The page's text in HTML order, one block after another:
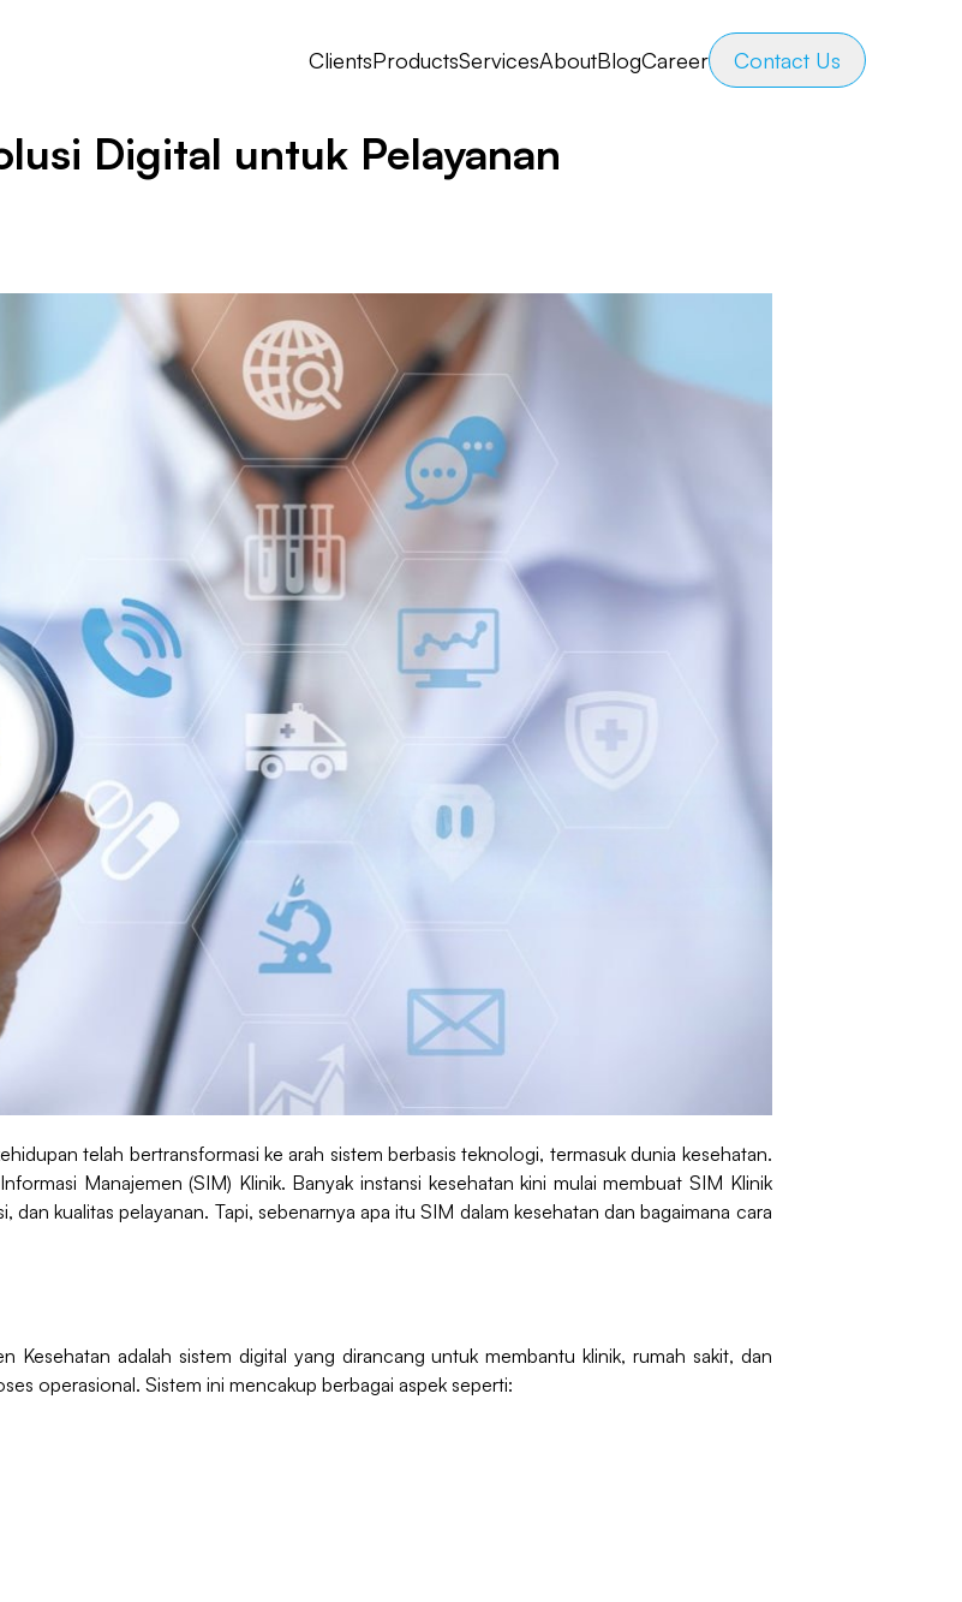
ClientsProductsServicesAboutBlogCareer Contact Us
Digital untuk Pelayanan
telah bertransformasi ke arah sistem berbasis teknologi, termasuk dunia kesehatan.
Manajemen (SIM) Klinik. Banyak instansi kesehatan kini mulai membuat SIM Klinik
dan kualitas pelayanan. Tapi, sebenarnya apa itu SIM dalam kesehatan dan bagaimana cara
Kesehatan adalah sistem digital yang dirancang untuk membantu klinik, rumah sakit, dan
operasional. Sistem ini mencakup berbagai aspek seperti: